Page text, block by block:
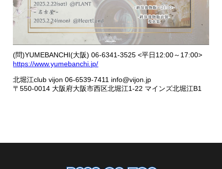
(問)YUMEBANCHI(大阪) 06-6341-3525 <平日12:00～17:00>
https://www.yumebanchi.jp/
北堀江club vijon 06-6539-7411 info@vijon.jp
〒550-0014 大阪府大阪市西区北堀江1-22 マインズ北堀江B1